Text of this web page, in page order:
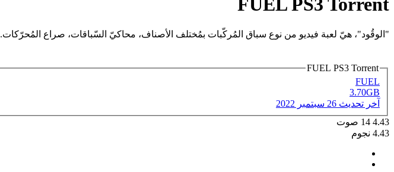
FUEL PS3 Torrent
"الوقُود"، هيّ لعبة فيديو من نوع سباق المُركّبات بمُختلف الأصناف، محاكيّ السّباقات، صراع المُحرّكات.
FUEL PS3 Torrent
FUEL
3.70GB
آخر تحديث 26 سبتمبر 2022
4.43
14 صوت
4.43 نجوم